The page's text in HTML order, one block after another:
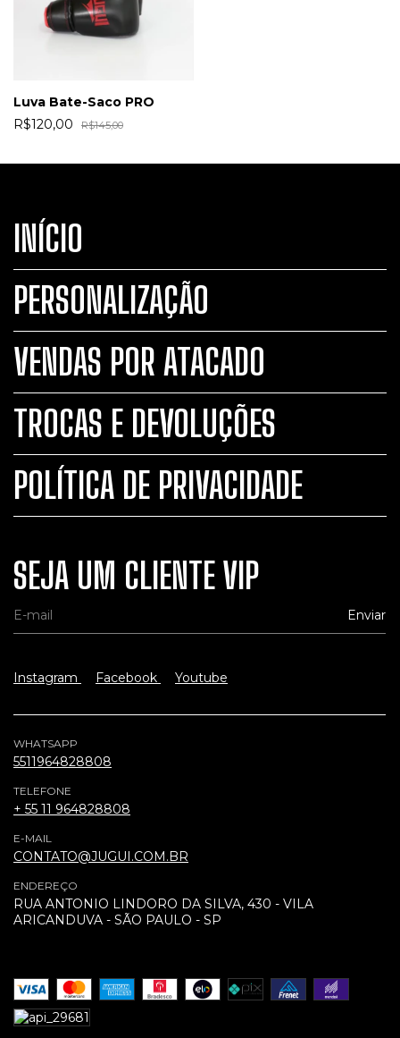
Luva Bate-Saco PRO
R$120,00
R$145,00
INÍCIO
PERSONALIZAÇÃO
VENDAS POR ATACADO
TROCAS E DEVOLUÇÕES
POLÍTICA DE PRIVACIDADE
SEJA UM CLIENTE VIP
Instagram Facebook Youtube
WHATSAPP
5511964828808
TELEFONE
+ 55 11 964828808
E-MAIL
CONTATO@JUGUI.COM.BR
ENDEREÇO
RUA ANTONIO LINDORO DA SILVA, 430 - VILA
ARICANDUVA - SÃO PAULO - SP